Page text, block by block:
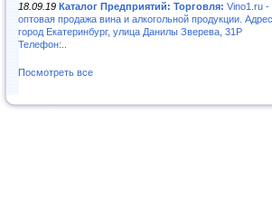
18.09.19 Каталог Предприятий: Торговля: Vino1.ru -
оптовая продажа вина и алкогольной продукции.
город Екатеринбург, улица Данилы Зверева, 31Р
Телефон:..
Посмотреть все